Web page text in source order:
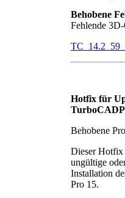
Behobene
Fehlende
Hotfix für
Behobene
Dieser Hotfix
ungültige
Installation
Pro 15.